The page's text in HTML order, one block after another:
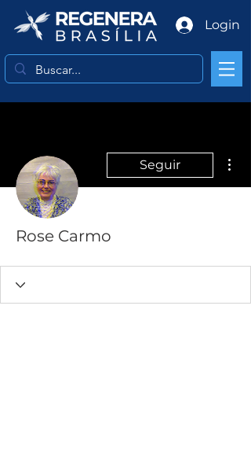
Login
Seguir
Rose Carmo